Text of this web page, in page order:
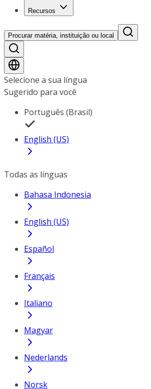
Recursos
Procurar matéria, instituição ou local
Selecione a sua língua
Sugerido para você
Português (Brasil)
English (US)
Todas as línguas
Bahasa Indonesia
English (US)
Español
Français
Italiano
Magyar
Nederlands
Norsk